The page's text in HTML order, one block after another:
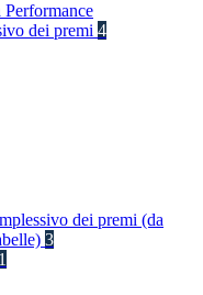
dei premi 4
dei premi (da
3
1